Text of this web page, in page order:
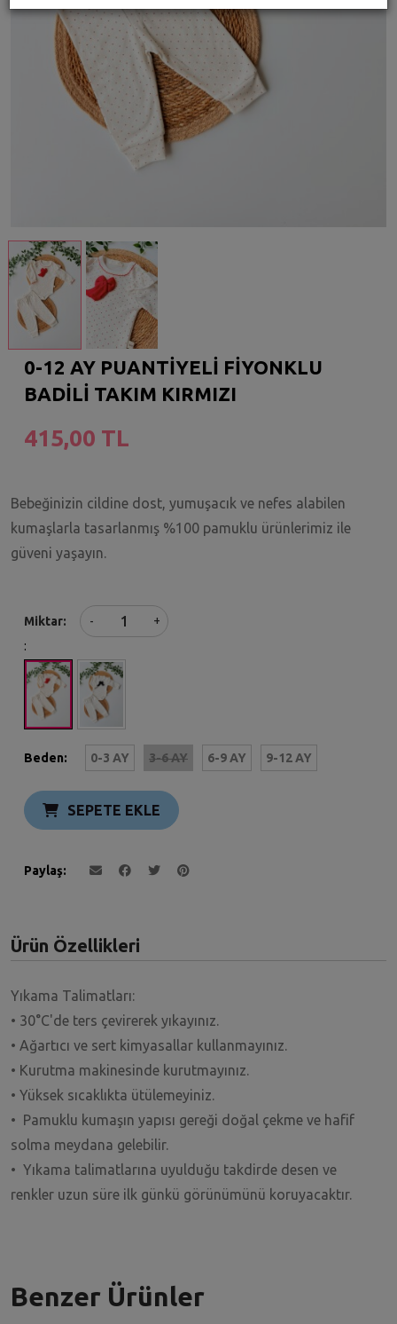
0-12 AY PUANTİYELİ FİYONKLU
BADİLİ TAKIM KIRMIZI
415,00 TL
Bebeğinizin cildine dost, yumuşacık ve nefes alabilen
kumaşlarla tasarlanmış %100 pamuklu ürünlerimiz ile
güveni yaşayın.
Miktar -
+
:
Beden: 0-3 AY 3-6 AY 6-9 AY 9-12 AY
SEPETE EKLE
Paylaş
Ürün Özellikleri
Yıkama Talimatları:
• 30°C'de ters çevirerek yıkayınız.
• Ağartıcı ve sert kimyasallar kullanmayınız.
• Kurutma makinesinde kurutmayınız.
• Yüksek sıcaklıkta ütülemeyiniz.
• Pamuklu kumaşın yapısı gereği doğal çekme ve hafif
solma meydana gelebilir.
• Yıkama talimatlarına uyulduğu takdirde desen ve
renkler uzun süre ilk günkü görünümünü koruyacaktır.
Benzer Ürünler